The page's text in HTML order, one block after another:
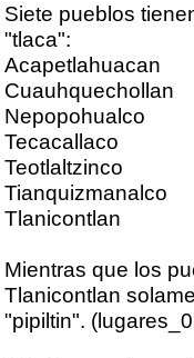
Siete pueblos
"tlaca":
Acapetlahuacan
Cuauhquechollan
Nepopohualco
Tecacallaco
Teotlaltzinco
Tianquizmanalco
Tlanicontlan
Mientras que los
Tlanicontlan
"pipiltin".